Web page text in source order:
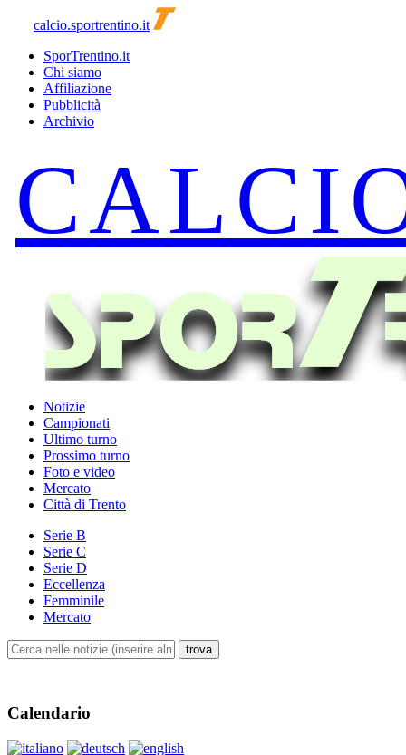
calcio.sportrentino.it
SporTrentino.it
Chi siamo
Affiliazione
Pubblicità
Archivio
Notizie
Campionati
Ultimo turno
Prossimo turno
Foto e video
Mercato
Città di Trento
Serie B
Serie C
Serie D
Eccellenza
Femminile
Mercato
Calendario